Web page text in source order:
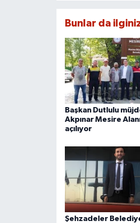
Bunlar da
Başkan Dutlulu
Akpınar Mesire
açılıyor
Şehzadeler